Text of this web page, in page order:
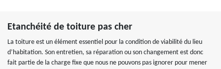
Etanchéité de toiture pas cher
La toiture est un élément essentiel pour la condition de viabilité du lieu
d’habitation. Son entretien, sa réparation ou son changement est donc
fait partie de la charge fixe que nous ne pouvons pas ignorer pour mener